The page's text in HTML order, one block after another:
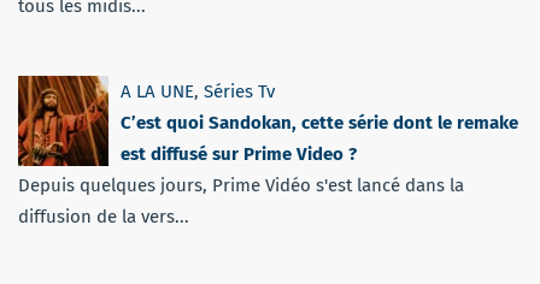
tous les midis...
A LA UNE, Séries Tv
C’est quoi Sandokan, cette série dont le remake
est diffusé sur Prime Video ?
Depuis quelques jours, Prime Vidéo s'est lancé dans la
diffusion de la vers...